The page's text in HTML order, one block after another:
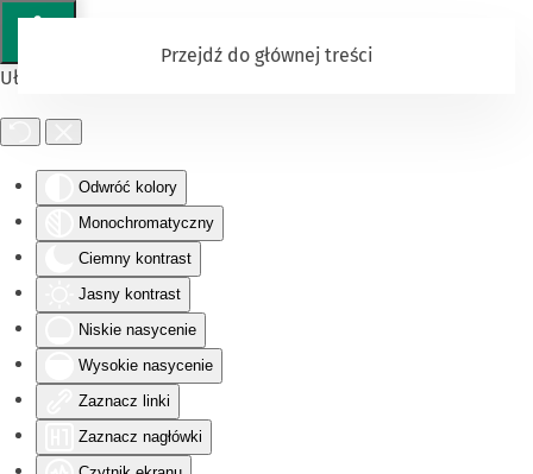
Ułatwienia dostępu
Odwróć kolory
Monochromatyczny
Ciemny kontrast
Jasny kontrast
Niskie nasycenie
Wysokie nasycenie
Zaznacz linki
Zaznacz nagłówki
Przejdź do głównej treści